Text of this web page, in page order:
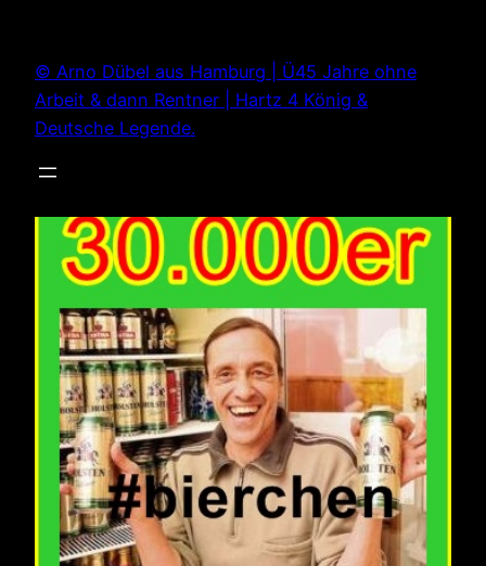
springen
© Arno Dübel aus Hamburg | Ü45 Jahre ohne
Arbeit & dann Rentner | Hartz 4 König &
Deutsche Legende.